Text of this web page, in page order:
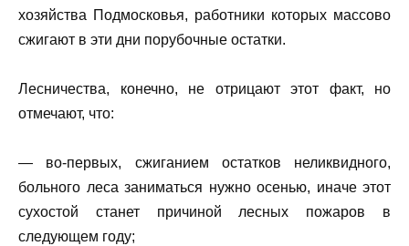
хозяйства Подмосковья, работники которых массово
сжигают в эти дни порубочные остатки.
Лесничества, конечно, не отрицают этот факт, но
отмечают, что:
— во-первых, сжиганием остатков неликвидного,
больного леса заниматься нужно осенью, иначе этот
сухостой станет причиной лесных пожаров в
следующем году;